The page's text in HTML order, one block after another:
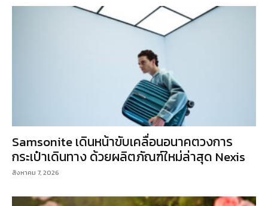
Samsonite เดินหน้าขับเคลื่อนอนาคตวงการ
กระเป๋าเดินทาง ด้วยผลิตภัณฑ์ใหม่ล่าสุด Nexis
สิงหาคม 7, 2026